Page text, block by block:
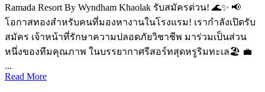
Ramada Resort By Wyndham Khaolak รับสมัครด่วน! 🌊✨ 📢
โอกาสทองสำหรับคนที่มองหางานในโรงแรม! เรากำลังเปิดรับ
สมัคร เจ้าหน้าที่รักษาความปลอดภัยวิชาชีพ มาร่วมเป็นส่วน
หนึ่งของทีมคุณภาพ ในบรรยากาศรีสอร์ทสุดหรูริมทะเล🏖️ 💼
...
Read More